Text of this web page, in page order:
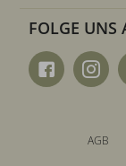
FOLGE UNS
AGB